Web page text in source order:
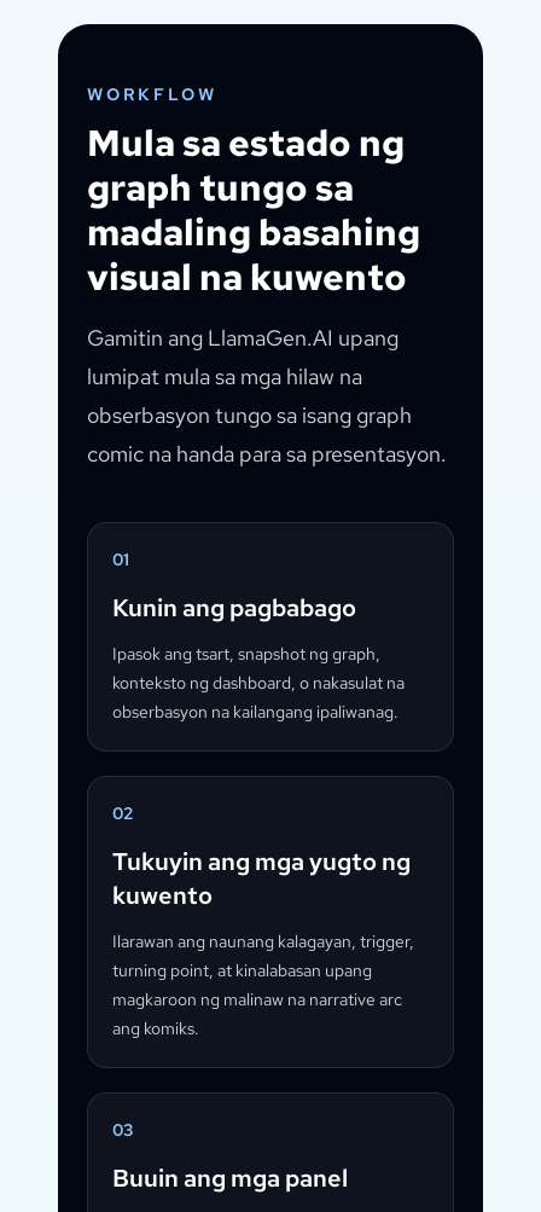
WORKFLOW
Mula sa estado ng
graph tungo sa
madaling basahing
visual na kuwento
Gamitin ang LlamaGen.AI upang
lumipat mula sa mga hilaw na
obserbasyon tungo sa isang graph
comic na handa para sa presentasyon.
01
Kunin ang pagbabago
Ipasok ang tsart, snapshot ng graph,
konteksto ng dashboard, o nakasulat na
obserbasyon na kailangang ipaliwanag.
02
Tukuyin ang mga yugto ng
kuwento
Ilarawan ang naunang kalagayan, trigger,
turning point, at kinalabasan upang
magkaroon ng malinaw na narrative arc
ang komiks.
03
Buuin ang mga panel